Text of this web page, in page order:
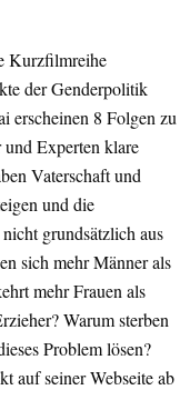
Kurzfilmreihe
der Genderpolitik
erscheinen 8 Folgen zu
Experten klare
Vaterschaft und
und die
grundsätzlich aus
sich mehr Männer als
mehr Frauen als
Warum sterben
Problem lösen?
auf seiner Webseite ab